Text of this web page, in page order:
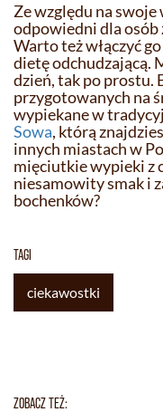
Ze względu na
odpowiedni dla osób
Warto też włączyć
dietę odchudzającą.
dzień, tak po prostu.
przygotowanych na
wypiekane w
Sowa, którą
innych miastach w
mięciutkie wypieki z
niesamowity smak i
bochenków?
TAGI
ciekawostki
ZOBACZ TEŻ: